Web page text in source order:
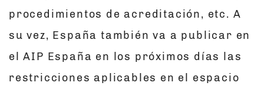
procedimientos de acreditación, etc. A
su vez, España también va a publicar en
el AIP España en los próximos días las
restricciones aplicables en el espacio